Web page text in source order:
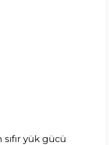
sıfır yük gücü